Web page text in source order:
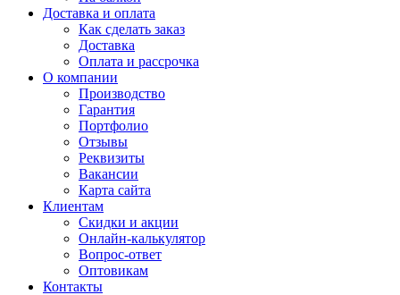
Доставка и оплата
Как сделать заказ
Доставка
Оплата и рассрочка
О компании
Производство
Гарантия
Портфолио
Отзывы
Реквизиты
Вакансии
Карта сайта
Клиентам
Скидки и акции
Онлайн-калькулятор
Вопрос-ответ
Оптовикам
Контакты